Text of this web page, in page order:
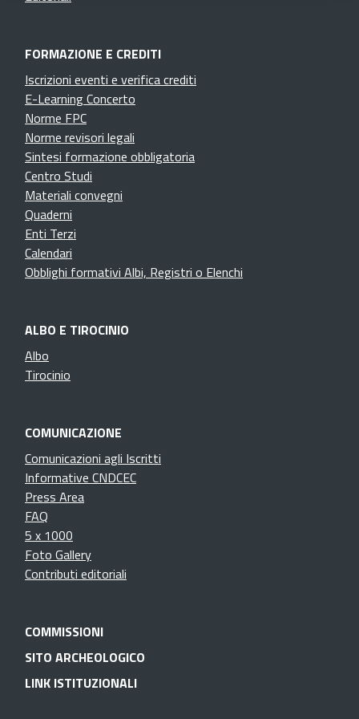
FORMAZIONE E CREDITI
Iscrizioni eventi e verifica crediti
E-Learning Concerto
Norme FPC
Norme revisori legali
Sintesi formazione obbligatoria
Centro Studi
Materiali convegni
Quaderni
Enti Terzi
Calendari
Obblighi formativi Albi, Registri o Elenchi
ALBO E TIROCINIO
Albo
Tirocinio
COMUNICAZIONE
Comunicazioni agli Iscritti
Informative CNDCEC
Press Area
FAQ
5 x 1000
Foto Gallery
Contributi editoriali
COMMISSIONI
SITO ARCHEOLOGICO
LINK ISTITUZIONALI